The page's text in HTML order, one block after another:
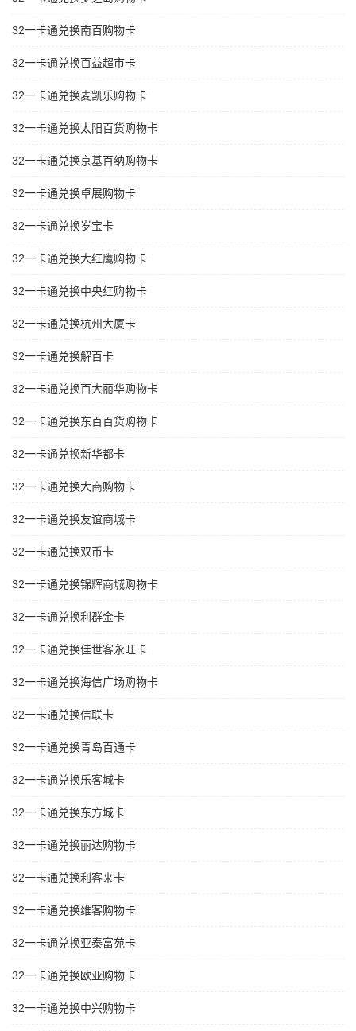
32一卡通兑换南百购物卡
32一卡通兑换百益超市卡
32一卡通兑换麦凯乐购物卡
32一卡通兑换太阳百货购物卡
32一卡通兑换京基百纳购物卡
32一卡通兑换卓展购物卡
32一卡通兑换岁宝卡
32一卡通兑换大红鹰购物卡
32一卡通兑换中央红购物卡
32一卡通兑换杭州大厦卡
32一卡通兑换解百卡
32一卡通兑换百大丽华购物卡
32一卡通兑换东百百货购物卡
32一卡通兑换新华都卡
32一卡通兑换大商购物卡
32一卡通兑换友谊商城卡
32一卡通兑换双币卡
32一卡通兑换锦辉商城购物卡
32一卡通兑换利群金卡
32一卡通兑换佳世客永旺卡
32一卡通兑换海信广场购物卡
32一卡通兑换信联卡
32一卡通兑换青岛百通卡
32一卡通兑换乐客城卡
32一卡通兑换东方城卡
32一卡通兑换丽达购物卡
32一卡通兑换利客来卡
32一卡通兑换维客购物卡
32一卡通兑换亚泰富苑卡
32一卡通兑换欧亚购物卡
32一卡通兑换中兴购物卡